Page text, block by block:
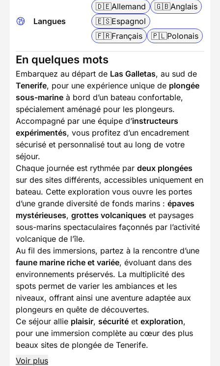
Langues
🇩🇪Allemand 🇬🇧Anglais
🇪🇸Espagnol
🇫🇷Français 🇵🇱Polonais
En quelques mots
Embarquez au départ de Las Galletas, au sud de
Tenerife, pour une expérience unique de plongée
sous-marine à bord d’un bateau confortable,
spécialement aménagé pour les plongeurs.
Accompagné par une équipe d’instructeurs
expérimentés, vous profitez d’un encadrement
sécurisé et personnalisé tout au long de votre
séjour.
Chaque journée est rythmée par deux plongées
sur des sites différents, accessibles uniquement en
bateau. Cette exploration vous ouvre les portes
d’une grande diversité de fonds marins : épaves
mystérieuses, grottes volcaniques et paysages
sous-marins spectaculaires façonnés par l’activité
volcanique de l’île.
Au fil des immersions, partez à la rencontre d’une
faune marine riche et variée, évoluant dans des
environnements préservés. La multiplicité des
spots permet de varier les ambiances et les
niveaux, offrant ainsi une aventure adaptée aux
plongeurs en quête de découvertes.
Ce séjour allie plaisir, sécurité et exploration,
pour une immersion complète au cœur des plus
beaux sites de plongée de Tenerife.
Voir plus